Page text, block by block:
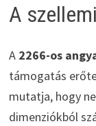
A
A 2266-os
támogatás
mutatja, hogy
dimenziókból